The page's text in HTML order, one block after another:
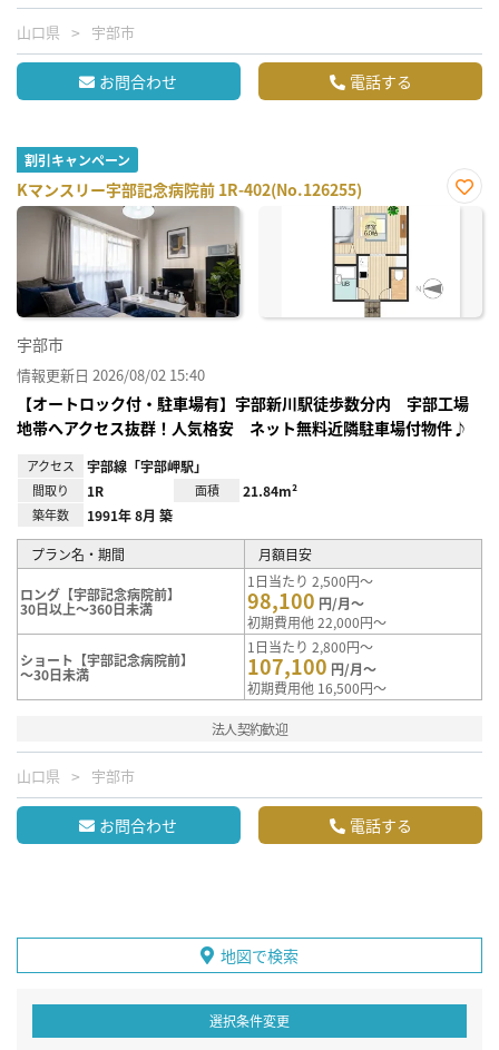
山口県 宇部市
お問合わせ 電話する
割引キャンペーン
Kマンスリー宇部記念病院前 1R-402(No.126255)
お気
宇部市
情報更新日 2026/08/02 15:40
【オートロック付・駐車場有】宇部新川駅徒歩数分内 宇部工場
地帯へアクセス抜群！人気格安 ネット無料近隣駐車場付物件♪
アクセス 宇部線「宇部岬駅」
間取り 1R 面積 21.84m²
築年数 1991年 8月 築
プラン名・期間 月額目安
ロング【宇部記念病院前】
30日以上～360日未満
1日当たり 2,500円～
98,100 円/月～
初期費用他 22,000円～
ショート【宇部記念病院前】
～30日未満
1日当たり 2,800円～
107,100 円/月～
初期費用他 16,500円～
法人契約歓迎
山口県 宇部市
お問合わせ 電話する
地図で検索
選択条件変更